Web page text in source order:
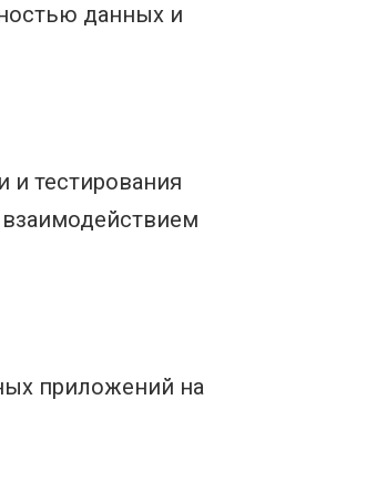
данных и
и тестирования
приложений на